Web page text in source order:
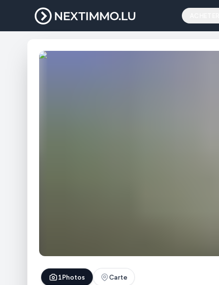
1Photos Carte